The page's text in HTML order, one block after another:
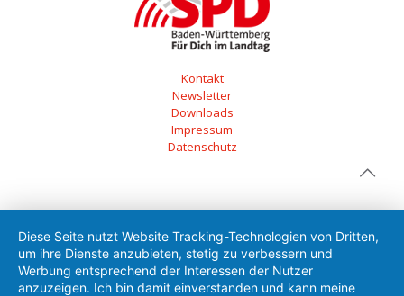
Kontakt
Newsletter
Downloads
Impressum
Datenschutz
Diese Seite nutzt Website Tracking-Technologien von Dritten,
um ihre Dienste anzubieten, stetig zu verbessern und
Werbung entsprechend der Interessen der Nutzer
anzuzeigen. Ich bin damit einverstanden und kann meine